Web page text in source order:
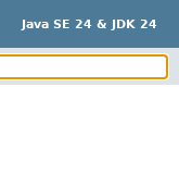
Java SE 24 & JDK 24